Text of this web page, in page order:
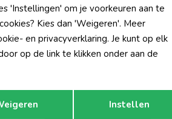
-30% korting
Opslaan
'Instellingen' om je voorkeuren aan te
Kies dan 'Weigeren'. Meer
en privacyverklaring. Je kunt op elk
op de link te klikken onder aan de
Instellen